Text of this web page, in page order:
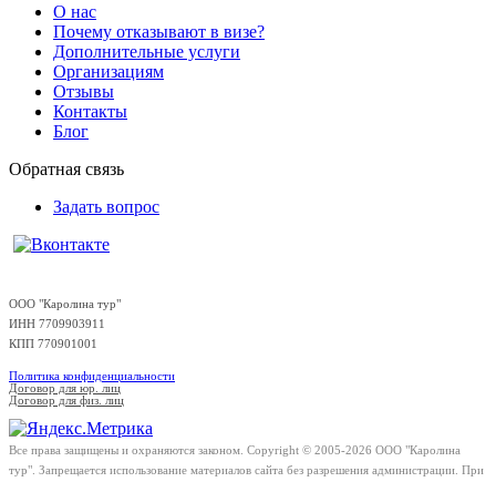
О нас
Почему отказывают в визе?
Дополнительные услуги
Организациям
Отзывы
Контакты
Блог
Обратная связь
Задать вопрос
ООО "Каролина тур"
ИНН 7709903911
КПП 770901001
Политика конфиденциальности
Договор для юр. лиц
Договор для физ. лиц
Все права защищены и охраняются законом. Copyright © 2005-2026 OOO "Каролина
тур". Запрещается использование материалов сайта без разрешения администрации. При